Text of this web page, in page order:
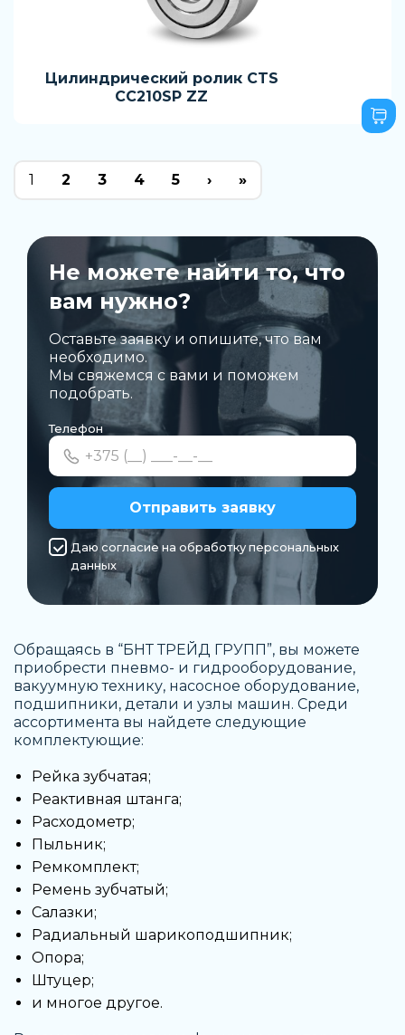
Цилиндрический ролик CTS
CC210SP ZZ
1 2 3 4 5 › »
Не можете найти то, что
вам нужно?
Оставьте заявку и опишите, что вам
необходимо.
Мы свяжемся с вами и поможем
подобрать.
Телефон
Отправить заявку
Даю согласие на обработку персональных
данных
Обращаясь в “БНТ ТРЕЙД ГРУПП”, вы можете
приобрести пневмо- и гидрооборудование,
вакуумную технику, насосное оборудование,
подшипники, детали и узлы машин. Среди
ассортимента вы найдете следующие
комплектующие:
Рейка зубчатая;
Реактивная штанга;
Расходометр;
Пыльник;
Ремкомплект;
Ремень зубчатый;
Салазки;
Радиальный шарикоподшипник;
Опора;
Штуцер;
и многое другое.